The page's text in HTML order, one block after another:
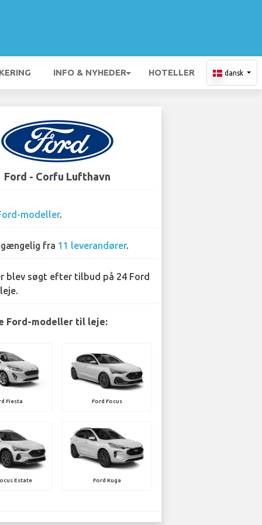
INFO & NYHEDER HOTELLER dansk
Ford - Corfu Lufthavn
modeller.
fra 11 leverandører.
blev søgt efter tilbud på 24 Ford
Ford-modeller til leje:
Fiesta Ford Focus
Estate Ford Kuga